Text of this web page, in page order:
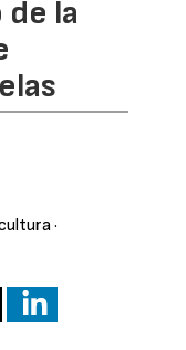
la
·